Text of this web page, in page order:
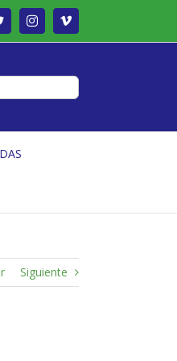
TwitterInstagramVimeo
Siguiente